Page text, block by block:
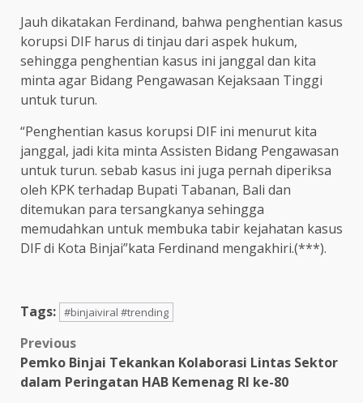
Jauh dikatakan Ferdinand, bahwa penghentian kasus
korupsi DIF harus di tinjau dari aspek hukum,
sehingga penghentian kasus ini janggal dan kita
minta agar Bidang Pengawasan Kejaksaan Tinggi
untuk turun.
“Penghentian kasus korupsi DIF ini menurut kita
janggal, jadi kita minta Assisten Bidang Pengawasan
untuk turun. sebab kasus ini juga pernah diperiksa
oleh KPK terhadap Bupati Tabanan, Bali dan
ditemukan para tersangkanya sehingga
memudahkan untuk membuka tabir kejahatan kasus
DIF di Kota Binjai”kata Ferdinand mengakhiri.(***).
Tags: #binjaiviral #trending
Post
navigation
Previous
Pemko Binjai Tekankan Kolaborasi Lintas Sektor
dalam Peringatan HAB Kemenag RI ke-80